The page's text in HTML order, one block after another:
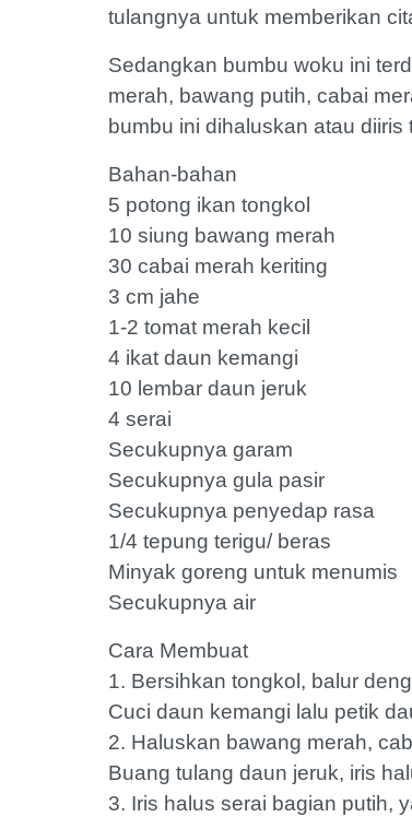
tulangnya untuk memberikan
Sedangkan bumbu woku ini
merah, bawang putih, cabai
bumbu ini dihaluskan atau
Bahan-bahan
5 potong ikan tongkol
10 siung bawang merah
30 cabai merah keriting
3 cm jahe
1-2 tomat merah kecil
4 ikat daun kemangi
10 lembar daun jeruk
4 serai
Secukupnya garam
Secukupnya gula pasir
Secukupnya penyedap rasa
1/4 tepung terigu/ beras
Minyak goreng untuk menumis
Secukupnya air
Cara Membuat
1. Bersihkan tongkol, balur
Cuci daun kemangi lalu petik
2. Haluskan bawang merah,
Buang tulang daun jeruk, iris
3. Iris halus serai bagian putih,